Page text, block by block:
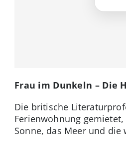
Frau im Dunkeln – Die
Die britische
Ferienwohnung
Sonne, das Meer und die